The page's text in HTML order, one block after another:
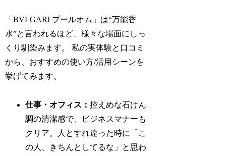
「BVLGARI プールオム」は“万能香
水”と言われるほど、様々な場面にしっ
くり馴染みます。 私の実体験と口コミ
から、おすすめの使い方/活用シーンを
挙げてみます。
仕事・オフィス：控えめな石けん
調の清潔感で、ビジネスマナーも
クリア。人とすれ違った時に「こ
の人、きちんとしてるな」と思わ